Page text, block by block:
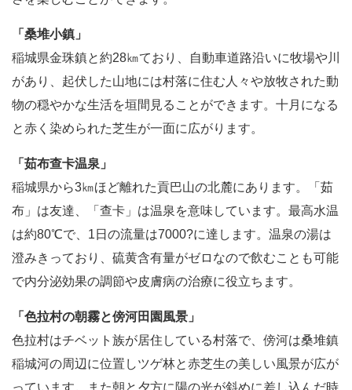
「桑堆小鎮」
稲城県金珠鎮と約28㎞ており、自動車道路沿いに牧場や川
があり、起伏した山地には村落に住む人々や放牧された動
物の穏やかな生活を垣間見ることができます。十月になる
と赤く染められた芝生が一面に広がります。
「茹布查卡温泉」
稲城県から3㎞ほど離れた貢巴山の北麓にあります。「茹
布」は友達、「查卡」は温泉を意味しています。最高水温
は約80℃で、1日の流量は7000?に達します。温泉の湯は
澄みきっており、硫黄含有量がゼロなので飲むことも可能
で内分泌効果の調節や皮膚病の治療に役立ちます。
「色拉村の朝霧と傍河田園風景」
色拉村はチベット族が居住している村落で、傍河は桑堆鎮
稲城河の周辺に位置しツゲ林と赤芝生の美しい風景が広が
っています。また朝と夕方に陽の光が斜めに差し込んだ時